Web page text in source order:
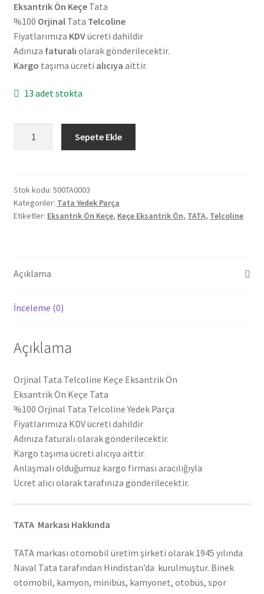
Eksantrik Ön KeçeTata
%100 OrjinalTata Telcoline
Fiyatlarımıza KDVücreti dahildir
Adınıza faturalı olarak gönderilecektir.
Kargo taşıma ücreti alıcıya aittir.
13 adet stokta
Eksantrik
Ön
adet
Sepete Ekle
Stok kodu: 500TA0003
Kategoriler: Tata Yedek Parça
Etiketler: Eksantrik Ön Keçe, Keçe Eksantrik Ön, TATA, Telcoline
Açıklama
İnceleme (0)
Açıklama
Orjinal Tata Telcoline Keçe Eksantrik Ön
Eksantrik Ön Keçe Tata
%100 Orjinal Tata Telcoline Yedek Parça
Fiyatlarımıza KDV ücreti dahildir
Adınıza faturalı olarak gönderilecektir.
Kargo taşıma ücreti alıcıya aittir.
Anlaşmalı olduğumuz kargo firması aracılığıyla
Ücret alıcı olarak tarafınıza gönderilecektir.
TATA Markası Hakkında
TATA markası otomobil üretim şirketi olarak 1945 yılında
Naval Tata tarafından Hindistan’da kurulmuştur. Binek
otomobil, kamyon, minibüs, kamyonet, otobüs, spor